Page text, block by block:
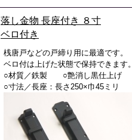
落し金物 長座付き ８寸
ベロ付き
桟唐戸などの戸締り用に最適です。
ベロ付は上げた状態で保持できます。
○材質／鉄製 ○艶消し黒仕上げ
○寸法／長座：長さ250×巾45ミリ